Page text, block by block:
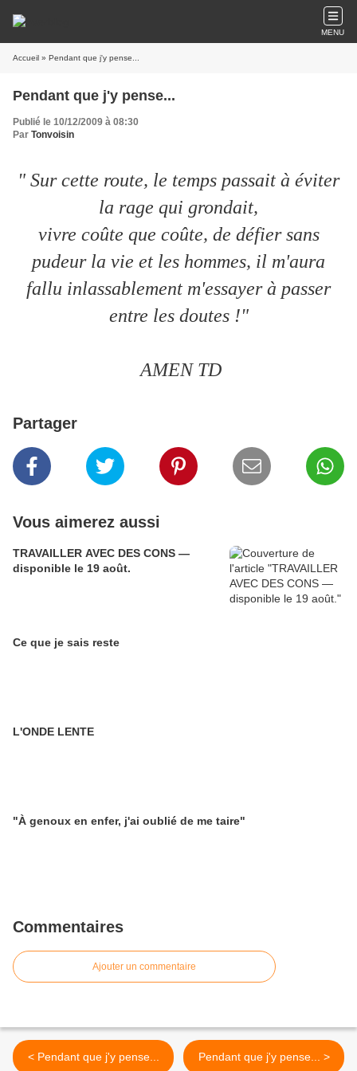
MENU
Accueil » Pendant que j'y pense...
Pendant que j'y pense...
Publié le 10/12/2009 à 08:30
Par Tonvoisin
" Sur cette route, le temps passait à éviter
la rage qui grondait,
vivre coûte que coûte, de défier sans
pudeur la vie et les hommes, il m'aura
fallu inlassablement m'essayer à passer
entre les doutes !"
AMEN TD
Partager
Vous aimerez aussi
TRAVAILLER AVEC DES CONS —
disponible le 19 août.
Ce que je sais reste
L'ONDE LENTE
"À genoux en enfer, j'ai oublié de me taire"
Commentaires
Ajouter un commentaire
< Pendant que j'y pense... Pendant que j'y pense... >